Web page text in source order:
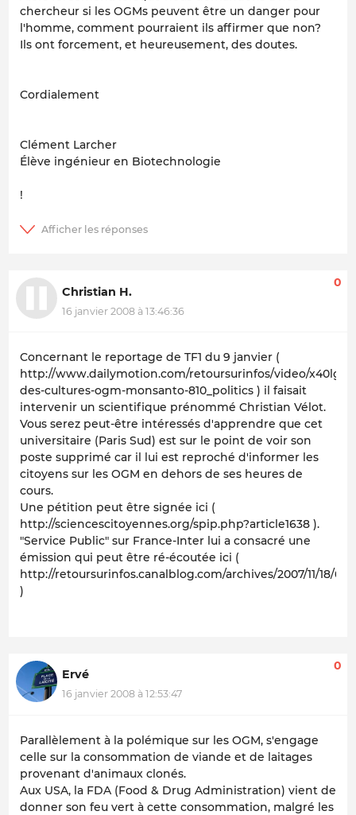
chercheur si les OGMs peuvent être un danger pour
l'homme, comment pourraient ils affirmer que non?
Ils ont forcement, et heureusement, des doutes.
Cordialement
Clément Larcher
Élève ingénieur en Biotechnologie
!
Christian H.
16 janvier 2008 à 13:46:36
0
Concernant le reportage de TF1 du 9 janvier (
http://www.dailymotion.com/retoursurinfos/video/
des-cultures-ogm-monsanto-810_politics ) il faisait
intervenir un scientifique prénommé Christian Vélot.
Vous serez peut-être intéressés d'apprendre que cet
universitaire (Paris Sud) est sur le point de voir son
poste supprimé car il lui est reproché d'informer les
citoyens sur les OGM en dehors de ses heures de
cours.
Une pétition peut être signée ici (
http://sciencescitoyennes.org/spip.php?article1638 ).
"Service Public" sur France-Inter lui a consacré une
émission qui peut être ré-écoutée ici (
http://retoursurinfos.canalblog.com/archives/2007/11/18/
)
Ervé
16 janvier 2008 à 12:53:47
0
Parallèlement à la polémique sur les OGM, s'engage
celle sur la consommation de viande et de laitages
provenant d'animaux clonés.
Aux USA, la FDA (Food & Drug Administration) vient de
donner son feu vert à cette consommation, malgré les